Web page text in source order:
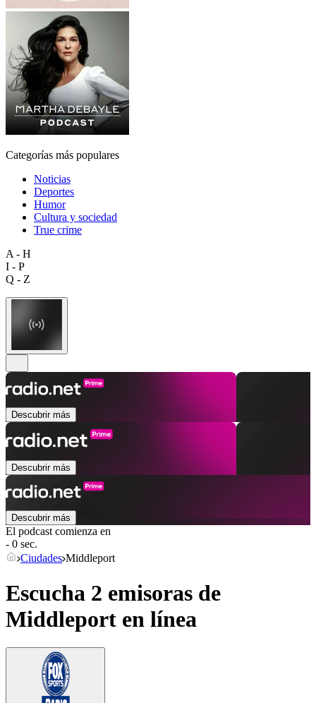
Categorías más populares
Noticias
Deportes
Humor
Cultura y sociedad
True crime
A - H
I - P
Q - Z
Descubrir más
Descubrir más
Descubrir más
El podcast comienza en
- 0 sec.
Ciudades Middleport
Escucha 2 emisoras de
Middleport en línea